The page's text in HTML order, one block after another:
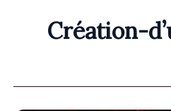
Création-